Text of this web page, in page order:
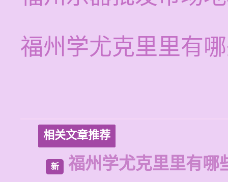
福州学尤克里里有
相关文章推荐
新 福州学尤克里里有哪